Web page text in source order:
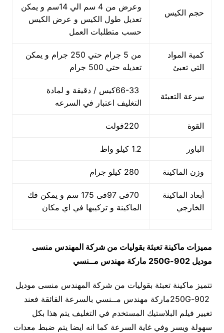
حجم الكيس
وعرض من 4 سم الي 14سم و يمكن
تعديل طول الكيس و عرض الكيس
حسب متطلبات العمل
كمية المواد
التي تعبئ
من 5 جرام حتي 250 جرام و يمكن
تعديله حتي 500 جرام
سرعة التعبئة
66-33كيس / دقيقة و لمادة
التغليف اعتبار في السرعه
القوة
الباور 1.2 كيلو واط
وزن الماكينة
أبعاد الماكينة
الخارجي
70فى 97فى 175 سم و يمكن فك
الماكينة و تركيبها في اي مكان
مميزات ماكينة تعبئة بقوليات من شركة المهندس منسى
موديل 902-250G ماركة مهندس مــنسي
تتميز ماكينة تعبئة بقوليات من شركة المهندس منسى موديل
902-250Gماركة مهندس مــنسي بالسرعة الفائقة فعند
تغيير فيلم البلاستيك المستخدم في التغليف يتم هذا بكل
سهولة ويسر وفي غاية السرعة كما انه ايضا يتم ضبط معدات